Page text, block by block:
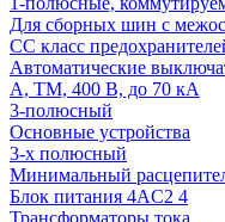
Для сборных шин с
СС класс
Автоматические
А, TM, 400 В, до 70 кА
3-полюсный
Основные устройства
3-х полюсный
Минимальный
Блок питания 4AC2 4
Трансформаторы тока